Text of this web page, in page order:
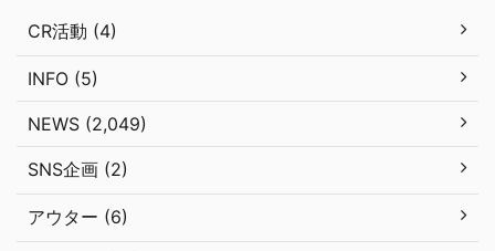
CR活動 (4)
INFO (5)
NEWS (2,049)
SNS企画 (2)
アウター (6)